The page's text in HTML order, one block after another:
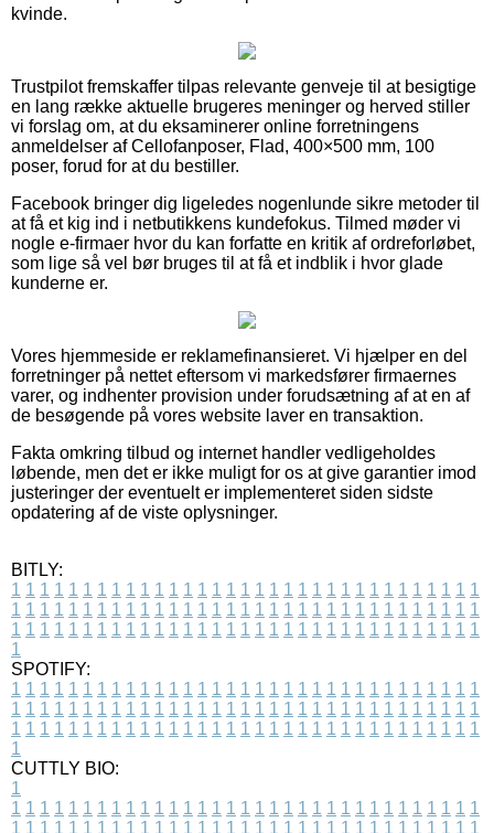
kvinde.
Trustpilot fremskaffer tilpas relevante genveje til at besigtige
en lang række aktuelle brugeres meninger og herved stiller
vi forslag om, at du eksaminerer online forretningens
anmeldelser af Cellofanposer, Flad, 400×500 mm, 100
poser, forud for at du bestiller.
Facebook bringer dig ligeledes nogenlunde sikre metoder til
at få et kig ind i netbutikkens kundefokus. Tilmed møder vi
nogle e-firmaer hvor du kan forfatte en kritik af ordreforløbet,
som lige så vel bør bruges til at få et indblik i hvor glade
kunderne er.
Vores hjemmeside er reklamefinansieret. Vi hjælper en del
forretninger på nettet eftersom vi markedsfører firmaernes
varer, og indhenter provision under forudsætning af at en af
de besøgende på vores website laver en transaktion.
Fakta omkring tilbud og internet handler vedligeholdes
løbende, men det er ikke muligt for os at give garantier imod
justeringer der eventuelt er implementeret siden sidste
opdatering af de viste oplysninger.
BITLY:
1 1 1 1 1 1 1 1 1 1 1 1 1 1 1 1 1 1 1 1 1 1 1 1 1 1 1 1 1 1 1 1 1
1 1 1 1 1 1 1 1 1 1 1 1 1 1 1 1 1 1 1 1 1 1 1 1 1 1 1 1 1 1 1 1 1
1 1 1 1 1 1 1 1 1 1 1 1 1 1 1 1 1 1 1 1 1 1 1 1 1 1 1 1 1 1 1 1 1
1
SPOTIFY:
1 1 1 1 1 1 1 1 1 1 1 1 1 1 1 1 1 1 1 1 1 1 1 1 1 1 1 1 1 1 1 1 1
1 1 1 1 1 1 1 1 1 1 1 1 1 1 1 1 1 1 1 1 1 1 1 1 1 1 1 1 1 1 1 1 1
1 1 1 1 1 1 1 1 1 1 1 1 1 1 1 1 1 1 1 1 1 1 1 1 1 1 1 1 1 1 1 1 1
1
CUTTLY BIO:
1
1 1 1 1 1 1 1 1 1 1 1 1 1 1 1 1 1 1 1 1 1 1 1 1 1 1 1 1 1 1 1 1 1
1 1 1 1 1 1 1 1 1 1 1 1 1 1 1 1 1 1 1 1 1 1 1 1 1 1 1 1 1 1 1 1 1